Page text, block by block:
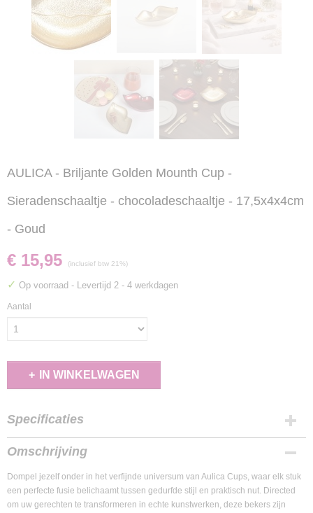
AULICA - Briljante Golden Mounth Cup -
Sieradenschaaltje - chocoladeschaaltje - 17,5x4x4cm
- Goud
€ 15,95 (inclusief btw 21%)
✓ Op voorraad - Levertijd 2 - 4 werkdagen
Aantal
IN WINKELWAGEN
Specificaties
EAN code
3701503036448
Omschrijving
Dompel jezelf onder in het verfijnde universum van Aulica Cups, waar elk stuk
een perfecte fusie belichaamt tussen gedurfde stijl en praktisch nut. Directed
om uw gerechten te transformeren in echte kunstwerken, deze bekers zijn